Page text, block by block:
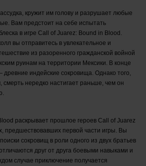
кружит им голову и разрушает любые
Вам предстоит на себе испытать
в игре Call of Juarez: Bound in Blood.
вы отправитесь в увлекательное и
из разоренного гражданской войной
руинам на территории Мексики. В конце
древние индейские сокровища. Однако того,
смерть нередко настигает раньше, чем он
раскрывает прошлое героев Call of Juarez
предшествовавших первой части игры. Вы
сокровищ в роли одного из двух братьев
друг от друга боевыми навыками и
случае приключение получается